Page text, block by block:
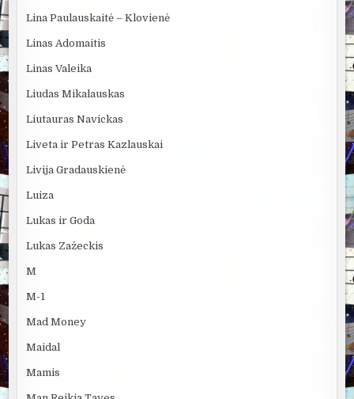
Lina Paulauskaitė – Klovienė
Linas Adomaitis
Linas Valeika
Liudas Mikalauskas
Liutauras Navickas
Liveta ir Petras Kazlauskai
Livija Gradauskienė
Luiza
Lukas ir Goda
Lukas Zažeckis
M
M-1
Mad Money
Maidal
Mamis